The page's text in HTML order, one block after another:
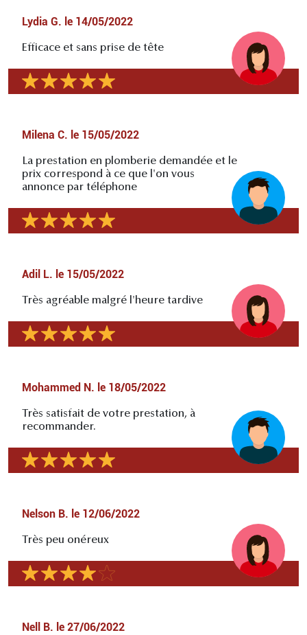
Lydia G. le 14/05/2022
Efficace et sans prise de tête
Milena C. le 15/05/2022
La prestation en plomberie demandée et le
prix correspond à ce que l'on vous
annonce par téléphone
Adil L. le 15/05/2022
Très agréable malgré l'heure tardive
Mohammed N. le 18/05/2022
Très satisfait de votre prestation, à
recommander.
Nelson B. le 12/06/2022
Très peu onéreux
Nell B. le 27/06/2022